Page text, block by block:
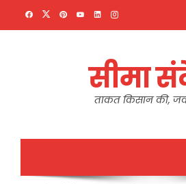
सीमा
ताकत किसान की,